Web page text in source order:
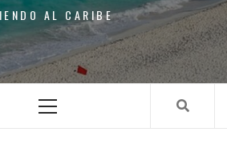
AL CARIBE
Menu